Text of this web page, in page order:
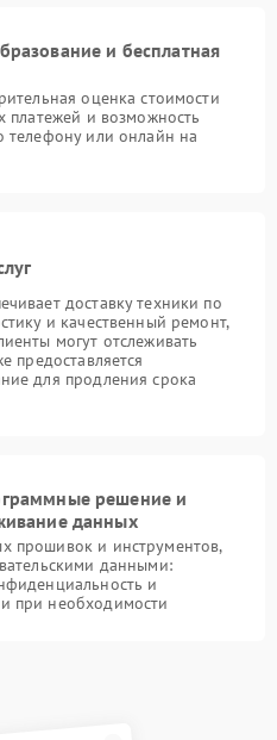
и бесплатная
оценка стоимости
платежей и возможность
телефону или онлайн на
доставку техники по
и качественный ремонт,
могут отслеживать
предоставляется
для продления срока
решение и
данных
прошивок и инструментов,
данными:
и
при необходимости